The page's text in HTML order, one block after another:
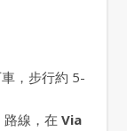
，步行約 5-
路線，在 Via